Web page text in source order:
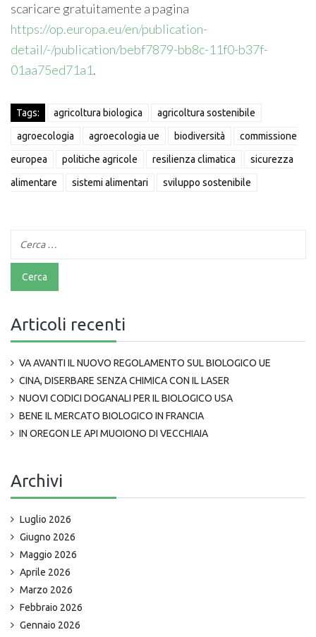
scaricare gratuitamente a pagina
https://op.europa.eu/en/publication-
detail/-/publication/bebf7879-bb8c-11f0-b37f-
01aa75ed71a1.
Tags: agricoltura biologica agricoltura sostenibile
agroecologia agroecologia ue biodiversità commissione
europea politiche agricole resilienza climatica sicurezza
alimentare sistemi alimentari sviluppo sostenibile
Articoli recenti
VA AVANTI IL NUOVO REGOLAMENTO SUL BIOLOGICO UE
CINA, DISERBARE SENZA CHIMICA CON IL LASER
NUOVI CODICI DOGANALI PER IL BIOLOGICO USA
BENE IL MERCATO BIOLOGICO IN FRANCIA
IN OREGON LE API MUOIONO DI VECCHIAIA
Archivi
Luglio 2026
Giugno 2026
Maggio 2026
Aprile 2026
Marzo 2026
Febbraio 2026
Gennaio 2026